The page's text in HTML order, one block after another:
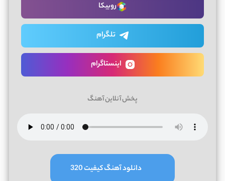
روبیکا
تلگرام
اینستاگرام
پخش آنلاین آهنگ
دانلود آهنگ کیفیت 320